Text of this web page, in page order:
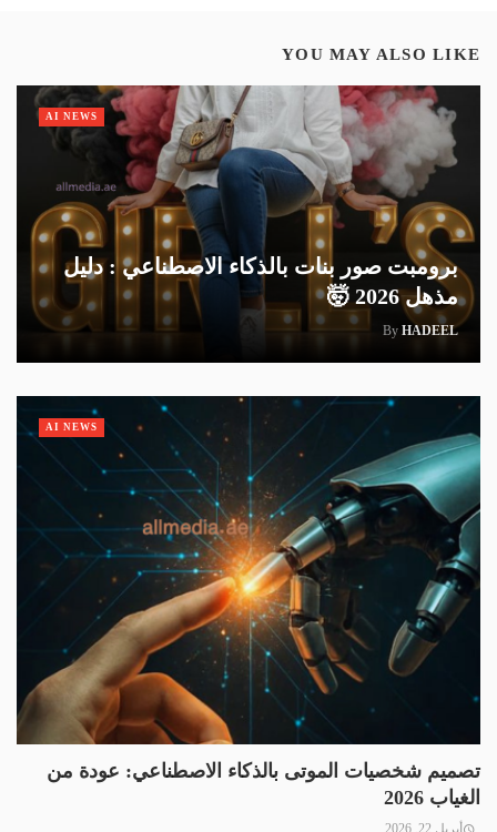
YOU MAY ALSO LIKE
برومبت صور بنات بالذكاء الاصطناعي : دليل
مذهل 2026 🤯
By HADEEL
AI NEWS
تصميم شخصيات الموتى بالذكاء الاصطناعي: عودة من
الغياب 2026
أبريل 22, 2026
AI NEWS